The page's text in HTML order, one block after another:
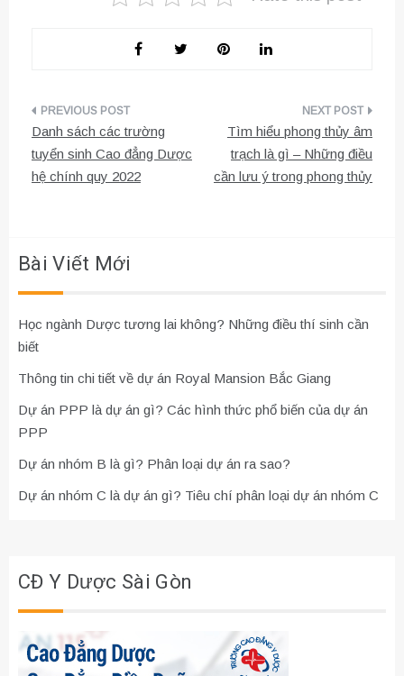
Điều
hướng
bài
Danh sách các trường
tuyển sinh Cao đẳng Dược
hệ chính quy 2022
Tìm hiểu phong thủy âm
trạch là gì – Những điều
cần lưu ý trong phong thủy
Bài Viết Mới
Học ngành Dược tương lai không? Những điều thí sinh cần
biết
Thông tin chi tiết về dự án Royal Mansion Bắc Giang
Dự án PPP là dự án gì? Các hình thức phổ biến của dự án
PPP
Dự án nhóm B là gì? Phân loại dự án ra sao?
Dự án nhóm C là dự án gì? Tiêu chí phân loại dự án nhóm C
CĐ Y Dược Sài Gòn